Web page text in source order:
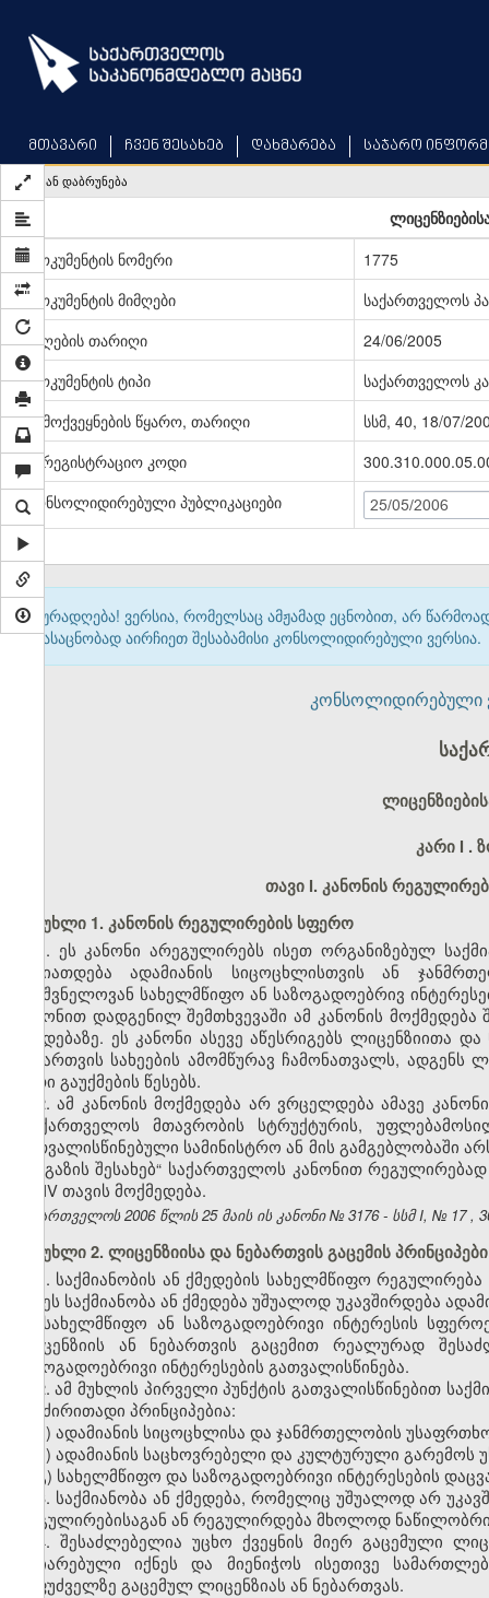
main
content
მთავარი ჩვენ შესახებ დახმარება საჯარო
უკან დაბრუნება
დოკუმენტის ნომერი
1775
დოკუმენტის მიმღები
საქართველოს
მიღების თარიღი
24/06/2005
დოკუმენტის ტიპი
საქართველოს
გამოქვეყნების წყარო, თარიღი
სსმ, 40, 18/07/
სარეგისტრაციო კოდი
კონსოლიდირებული პუბლიკაციები
25/05/2006
ყურადღება! ვერსია, რომელსაც ამჟამად ეცნობით, არ
გასაცნობად აირჩიეთ შესაბამისი კონსოლიდირებული ვერსია.
კონსოლიდირებული
კარი I .
თავი I. კანონის
მუხლი 1. კანონის რეგულირების სფერო
1. ეს კანონი არეგულირებს ისეთ ორგანიზებულ
ხასიათდება ადამიანის სიცოცხლისთვის ან
მნიშვნელოვან სახელმწიფო ან საზოგადოებრივ
კანონით დადგენილ შემთხვევაში ამ კანონის
ქმედებაზე. ეს კანონი ასევე აწესრიგებს
ნებართვის სახეების ამომწურავ ჩამონათვალს,
მათი გაუქმების წესებს.
2. ამ კანონის მოქმედება არ ვრცელდება ამავე
„საქართველოს მთავრობის სტრუქტურის,
გათვალისწინებული სამინისტრო ან მის გამგებლობაში
და გაზის შესახებ“ საქართველოს კანონით
და IV თავის მოქმედება.
საქართველოს 2006 წლის 25 მაის ის კანონი № 3176 - სსმ I, № 17 ,
მუხლი 2. ლიცენზიისა და ნებართვის გაცემის პრინციპები
1. საქმიანობის ან ქმედების სახელმწიფო
თუ ეს საქმიანობა ან ქმედება უშუალოდ უკავშირდება
ან სახელმწიფო ან საზოგადოებრივი ინტერესის
ლიცენზიის ან ნებართვის გაცემით რეალურად
საზოგადოებრივი ინტერესების გათვალისწინება.
2. ამ მუხლის პირველი პუნქტის გათვალისწინებით
და ძირითადი პრინციპებია:
ა) ადამიანის სიცოცხლისა და ჯანმრთელობის
ბ) ადამიანის საცხოვრებელი და კულტურული
გ) სახელმწიფო და საზოგადოებრივი ინტერესების
3. საქმიანობა ან ქმედება, რომელიც უშუალოდ არ
რეგულირებისაგან ან რეგულირდება მხოლოდ
4. შესაძლებელია უცხო ქვეყნის მიერ გაცემული
აღიარებული იქნეს და მიენიჭოს ისეთივე
საფუძველზე გაცემულ ლიცენზიას ან ნებართვას.